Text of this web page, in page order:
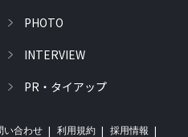
PHOTO
INTERVIEW
PR・タイアップ
い合わせ 利用規約 採用情報